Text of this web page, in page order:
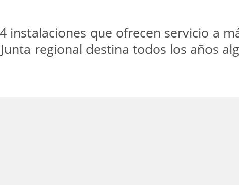
instalaciones que ofrecen servicio a
regional destina todos los años